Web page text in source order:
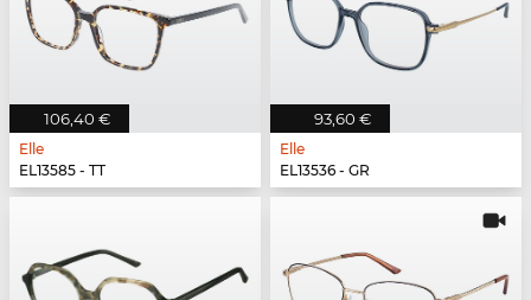
106,40 €
Elle
EL13585 - TT
93,60 €
Elle
EL13536 - GR